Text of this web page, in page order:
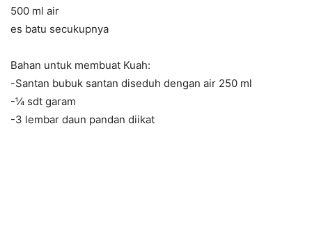
500 ml air
es batu secukupnya
Bahan untuk membuat Kuah:
-Santan bubuk santan diseduh dengan air 250 ml
-¼ sdt garam
-3 lembar daun pandan diikat